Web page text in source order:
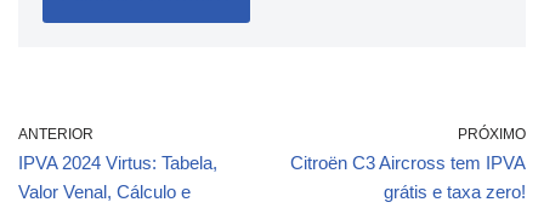
ANTERIOR
IPVA 2024 Virtus: Tabela,
Valor Venal, Cálculo e
PRÓXIMO
Citroën C3 Aircross tem IPVA
grátis e taxa zero!